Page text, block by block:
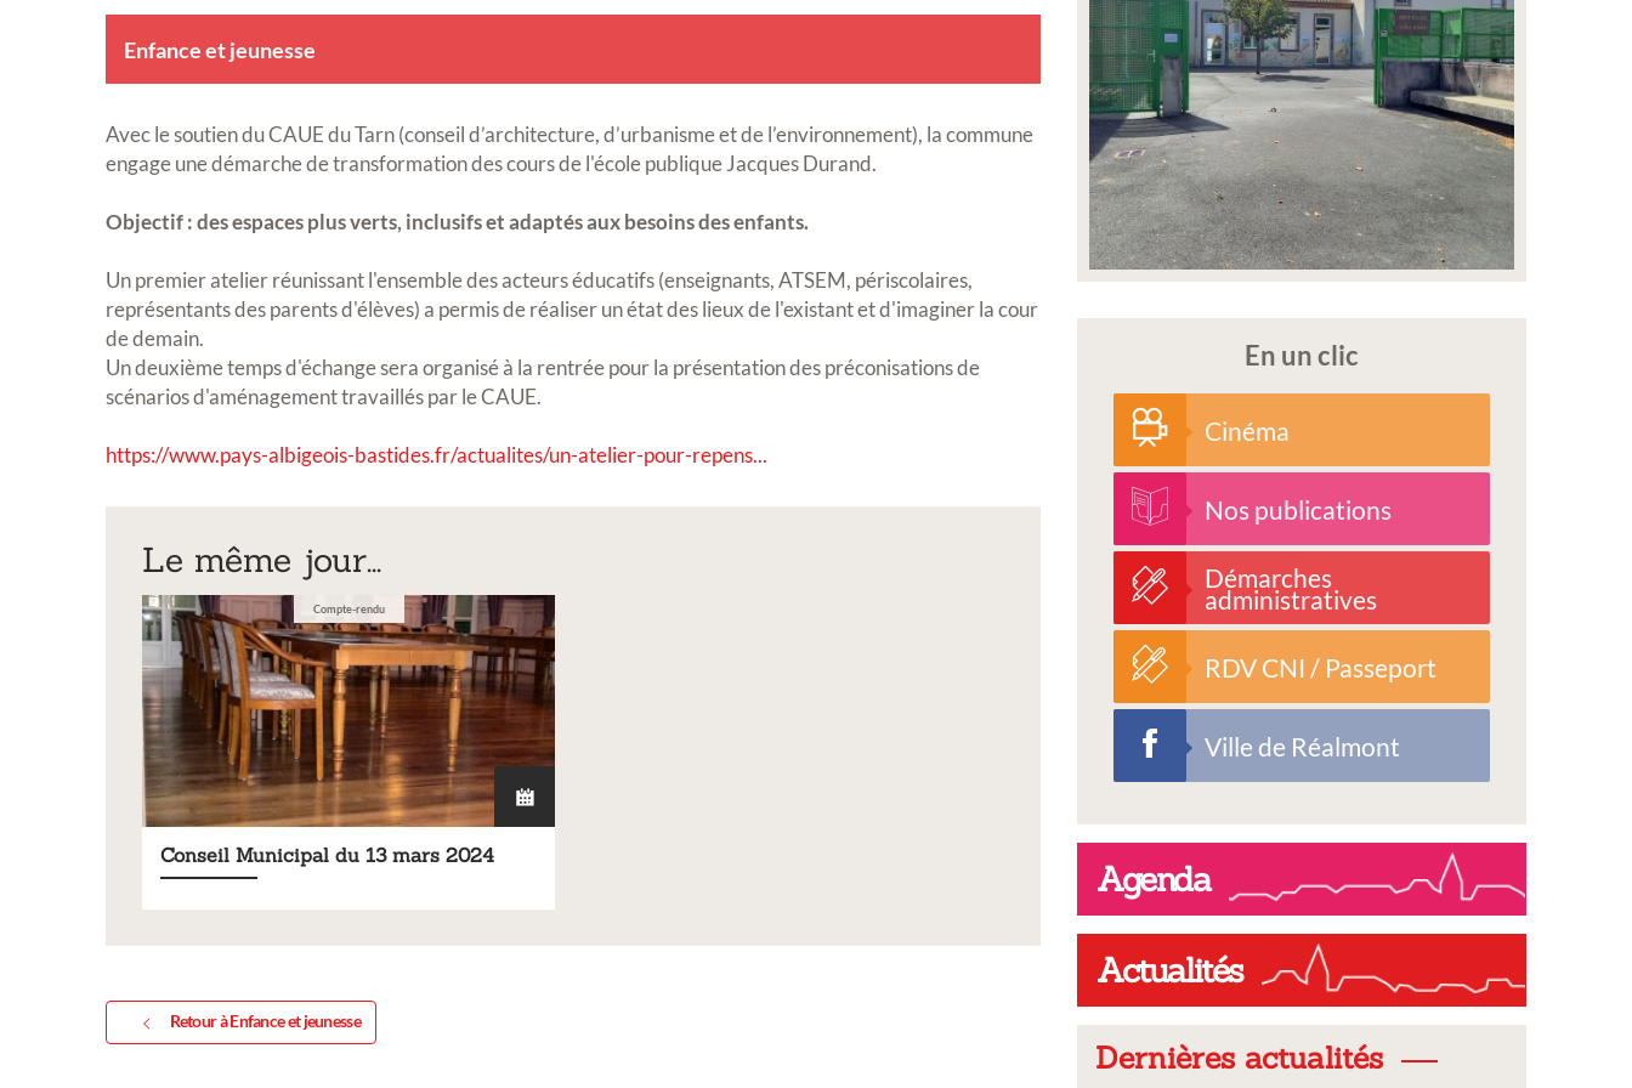
Enfance et jeunesse
Avec le soutien du CAUE du Tarn (conseil d’architecture, d’urbanisme et de l’environnement), la commune
engage une démarche de transformation des cours de l'école publique Jacques Durand.
Objectif : des espaces plus verts, inclusifs et adaptés aux besoins des enfants.
Un premier atelier réunissant l'ensemble des acteurs éducatifs (enseignants, ATSEM, périscolaires,
représentants des parents d'élèves) a permis de réaliser un état des lieux de l'existant et d'imaginer la cour
de demain.
Un deuxième temps d'échange sera organisé à la rentrée pour la présentation des préconisations de
scénarios d'aménagement travaillés par le CAUE.
https://www.pays-albigeois-bastides.fr/actualites/un-atelier-pour-repens...
Le même jour...
Compte-rendu
Conseil Municipal du 13 mars 2024
Retour à Enfance et jeunesse
En un clic
Cinéma
Nos publications
Démarches
administratives
RDV CNI / Passeport
Ville de Réalmont
Agenda
Actualités
Dernières actualités